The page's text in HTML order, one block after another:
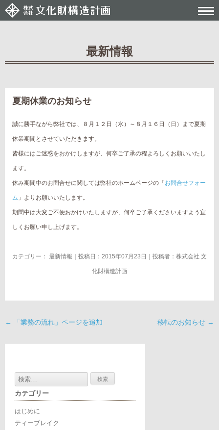
最新情報
夏期休業のお知らせ
誠に勝手ながら弊社では、８月１２日（水）～８月１６日（日）まで夏期
休業期間とさせていただきます。
皆様にはご迷惑をおかけしますが、何卒ご了承の程よろしくお願いいたし
ます。
休み期間中のお問合せに関しては弊社のホームページの「 お問合せフォー
ム 」よりお願いいたします。
期間中は大変ご不便おかけいたしますが、何卒ご了承くださいますよう宜
しくお願い申し上げます。
カテゴリー： 最新情報 ｜投稿日：2015年07月23日｜投稿者： 株式会社 文
化財構造計画
Post navigation
← 「業務の流れ」ページを追加 移転のお知らせ →
検
索:
カテゴリー
はじめに
ティーブレイク